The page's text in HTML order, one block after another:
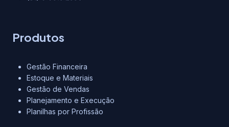
Produtos
Gestão Financeira
Estoque e Materiais
Gestão de Vendas
Planejamento e Execução
Planilhas por Profissão